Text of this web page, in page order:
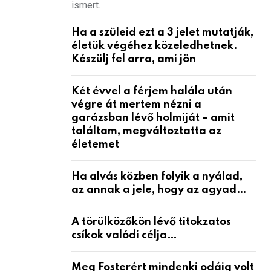
ismert.
Ha a szüleid ezt a 3 jelet mutatják,
életük végéhez közeledhetnek.
Készülj fel arra, ami jön
Két évvel a férjem halála után
végre át mertem nézni a
garázsban lévő holmiját – amit
találtam, megváltoztatta az
életemet
Ha alvás közben folyik a nyálad,
az annak a jele, hogy az agyad…
A törülközőkön lévő titokzatos
csíkok valódi célja…
Meg Fosterért mindenki odáig volt